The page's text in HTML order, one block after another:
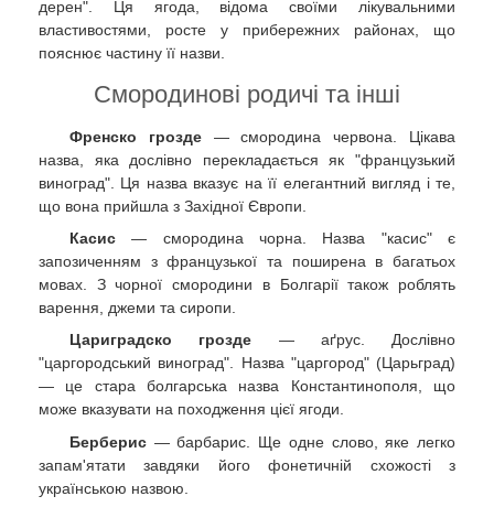
дерен". Ця ягода, відома своїми лікувальними
властивостями, росте у прибережних районах, що
пояснює частину її назви.
Смородинові родичі та інші
Френско грозде— смородина червона. Цікава
назва, яка дослівно перекладається як "французький
виноград". Ця назва вказує на її елегантний вигляд і те,
що вона прийшла з Західної Європи.
Касис — смородина чорна. Назва "касис" є
запозиченням з французької та поширена в багатьох
мовах. З чорної смородини в Болгарії також роблять
варення, джеми та сиропи.
Цариградско грозде — аґрус. Дослівно
"царгородський виноград". Назва "царгород" (Царьград)
— це стара болгарська назва Константинополя, що
може вказувати на походження цієї ягоди.
Берберис — барбарис. Ще одне слово, яке легко
запам'ятати завдяки його фонетичній схожості з
українською назвою.